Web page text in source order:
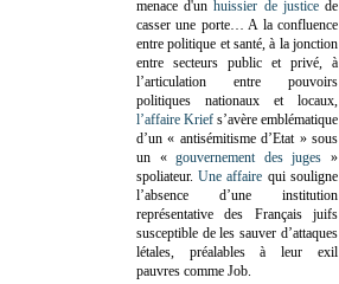
menace d'unhuissier de justicede
casser une porte… A la confluence
entre politique et santé, à la jonction
entre secteurs public et privé, à
l’articulation entre pouvoirs
politiques nationaux et locaux,
l’affaire Krief s’avère emblématique
d’un « antisémitisme d’Etat » sous
un «gouvernement des juges »
spoliateur.Une affaire qui souligne
l’absence d’une institution
représentative des Français juifs
susceptible de les sauver d’attaques
létales, préalables à leur exil
pauvres comme Job.